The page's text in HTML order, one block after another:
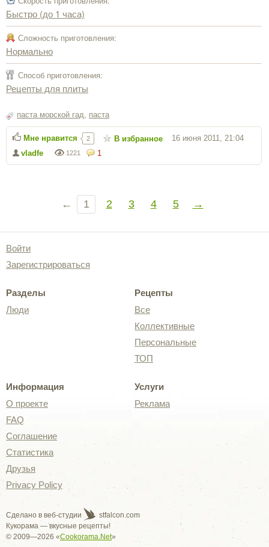
Быстро (до 1 часа)
Сложность приготовления:
Нормально
Способ приготовления:
Рецепты для плиты
паста морской гад паста
1
1221
vladfe
16 июня 2011, 21:04
Мне нравится 2 В избранное
← 1 2 3 4 5 →
Войти
Зарегистрироваться
Разделы
Люди
Рецепты
Все
Коллективные
Персональные
ТОП
Информация
О проекте
FAQ
Соглашение
Статистика
Друзья
Privacy Policy
Услуги
Реклама
Сделано в веб-студии
stfalcon.com
Кукорама — вкусные рецепты!
© 2009—2026 «Cookorama.Net»